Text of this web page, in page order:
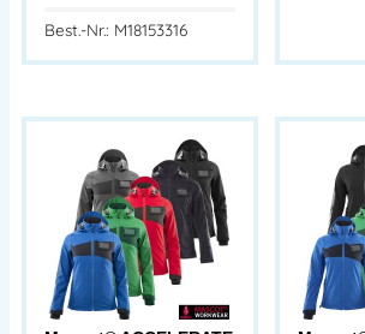
Best.-Nr.: M18153316